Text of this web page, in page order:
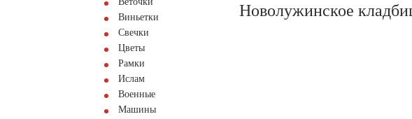
Виньетки
Свечки
Цветы
Рамки
Ислам
Военные
Машины
Новолужинское